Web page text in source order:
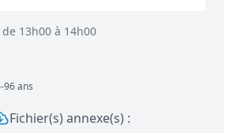
13h00 à 14h00
96 ans
Fichier(s) annexe(s) :